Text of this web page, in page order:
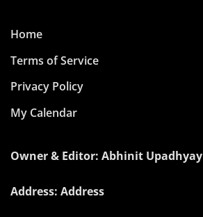
Home
Terms of Service
Privacy Policy
My Calendar
Owner & Editor: Abhinit Upadhyay
Address: Address